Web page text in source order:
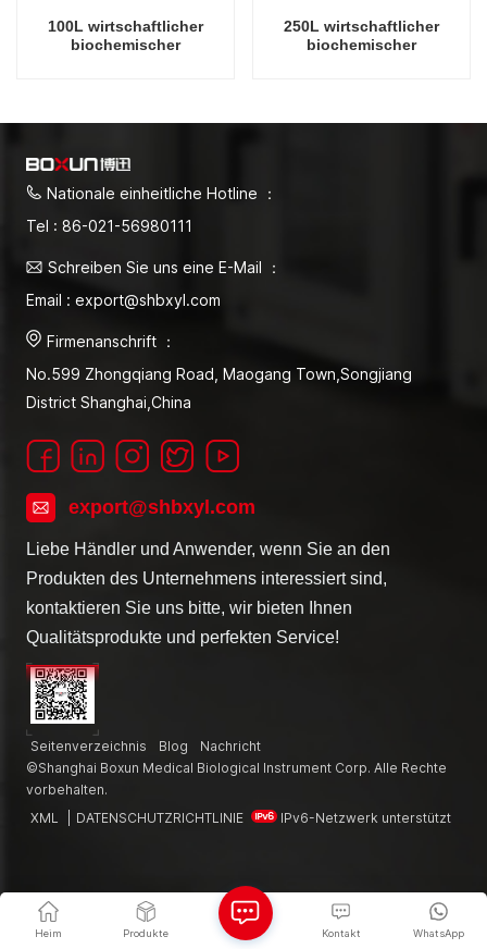
100L wirtschaftlicher
biochemischer
250L wirtschaftlicher
biochemischer
Nationale einheitliche Hotline ：
Tel : 86-021-56980111
Schreiben Sie uns eine E-Mail ：
Email : export@shbxyl.com
Firmenanschrift ：
No.599 Zhongqiang Road, Maogang Town,Songjiang
District Shanghai,China
export@shbxyl.com
Liebe Händler und Anwender, wenn Sie an den
Produkten des Unternehmens interessiert sind,
kontaktieren Sie uns bitte, wir bieten Ihnen
Qualitätsprodukte und perfekten Service!
Seitenverzeichnis Blog
Nachricht
©Shanghai Boxun Medical Biological Instrument Corp. Alle Rechte
vorbehalten.
XML
DATENSCHUTZRICHTLINIE IPv6-Netzwerk unterstützt
Heim Produkte WhatsApp
Kontakt